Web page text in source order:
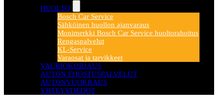
HUOLTO
Bosch Car Service
Sähköinen huollon ajanvaraus
Monimerkki Bosch Car Service huoltorahoitus
Rengaspalvelut
KL-Service
Varaosat ja tarvikkeet
VAURIOKORJAUS
AUTON EHOSTUSPALVELUT
AUTONVUOKRAUS
YHTEYSTIEDOT